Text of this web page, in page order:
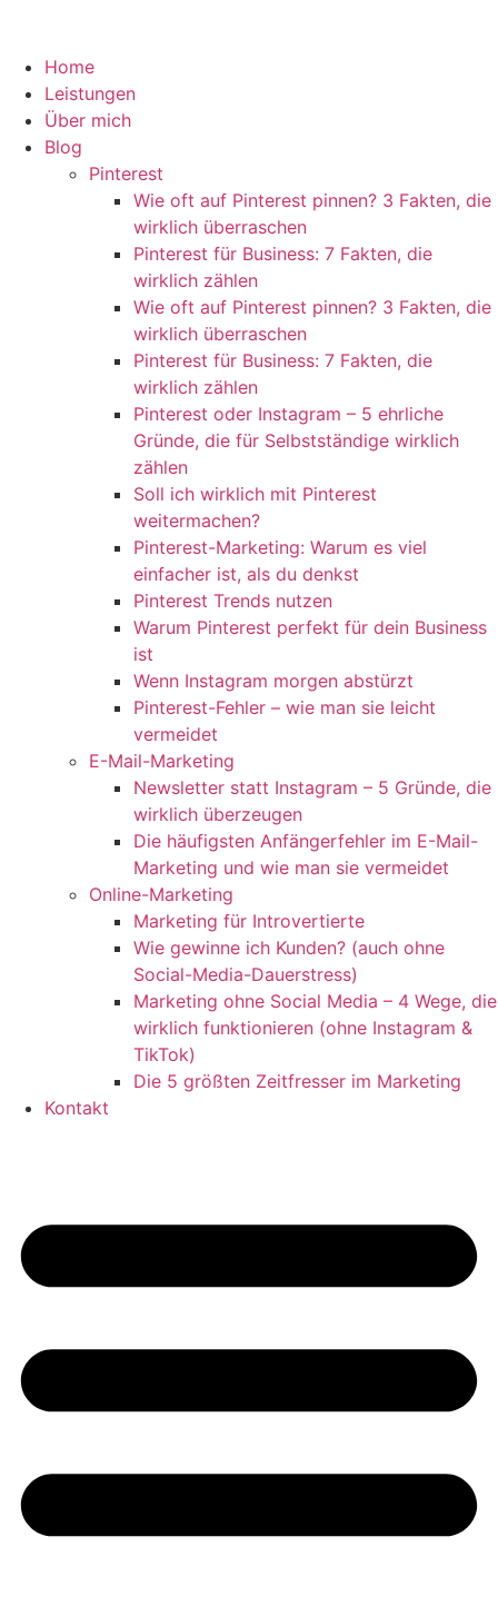
Home
Leistungen
Über mich
Blog
Pinterest
Wie oft auf Pinterest pinnen? 3 Fakten, die
wirklich überraschen
Pinterest für Business: 7 Fakten, die
wirklich zählen
Wie oft auf Pinterest pinnen? 3 Fakten, die
wirklich überraschen
Pinterest für Business: 7 Fakten, die
wirklich zählen
Pinterest oder Instagram – 5 ehrliche
Gründe, die für Selbstständige wirklich
zählen
Soll ich wirklich mit Pinterest
weitermachen?
Pinterest-Marketing: Warum es viel
einfacher ist, als du denkst
Pinterest Trends nutzen
Warum Pinterest perfekt für dein Business
ist
Wenn Instagram morgen abstürzt
Pinterest-Fehler – wie man sie leicht
vermeidet
E-Mail-Marketing
Newsletter statt Instagram – 5 Gründe, die
wirklich überzeugen
Die häufigsten Anfängerfehler im E-Mail-
Marketing und wie man sie vermeidet
Online-Marketing
Marketing für Introvertierte
Wie gewinne ich Kunden? (auch ohne
Social-Media-Dauerstress)
Marketing ohne Social Media – 4 Wege, die
wirklich funktionieren (ohne Instagram &
TikTok)
Die 5 größten Zeitfresser im Marketing
Kontakt